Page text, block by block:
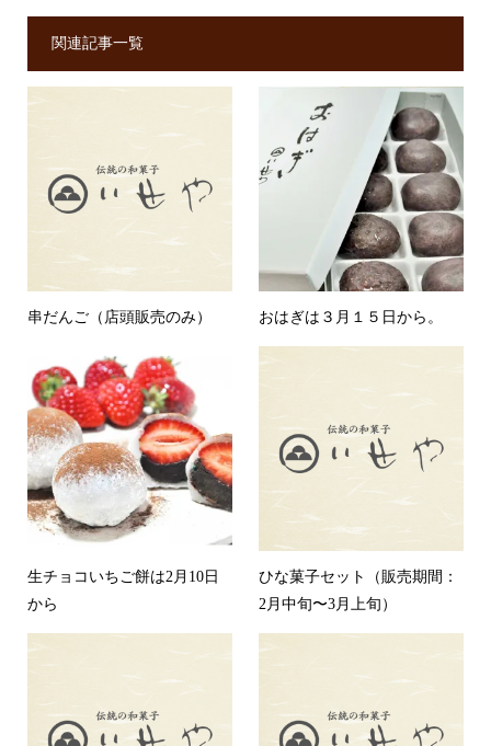
関連記事一覧
串だんご（店頭販売のみ） おはぎは３月１５日から。
生チョコいちご餅は2月10日
から
ひな菓子セット（販売期間：
2月中旬〜3月上旬）